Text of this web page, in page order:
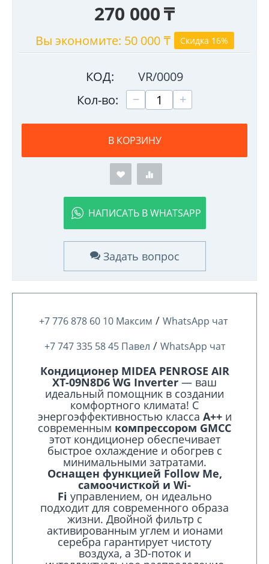
270 000₸
Вы экономите: 50 000₸ Скидка 16%
КОД:
VR/0009
Кол-во:
+
−
В КОРЗИНУ
НАПИСАТЬ В WHATSAPP
Задать вопрос
+7 776 878 60 10 Максим / WhatsApp чат
+7 747 335 58 45 Павел / WhatsApp чат
Кондиционер MIDEA PENROSE AIR
XT-09N8D6 WG Inverter — ваш
идеальный помощник в создании
комфортного климата! С
энергоэффективностью класса А++ и
современным компрессором GMCC
этот кондиционер обеспечивает
быстрое охлаждение и обогрев с
минимальными затратами.
Оснащен функцией Follow Me,
самоочисткой и Wi-
Fi управлением, он идеально
подходит для современного образа
жизни. Двойной фильтр с
активированным углем и ионами
серебра гарантирует чистоту
воздуха, а 3D-поток и